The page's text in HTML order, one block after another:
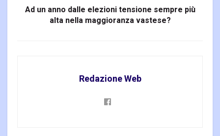
Ad un anno dalle elezioni tensione sempre più
alta nella maggioranza vastese?
Redazione Web